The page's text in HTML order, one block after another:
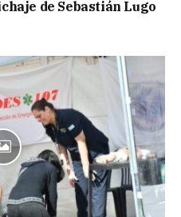
de Sebastián Lugo